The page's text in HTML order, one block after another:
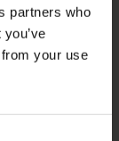
partners who
your use